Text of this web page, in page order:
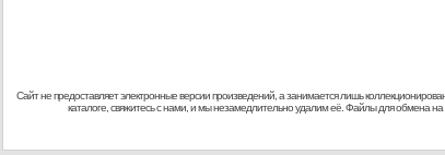
Сайт не предоставляет электронные версии произведений, а занимается лишь
каталоге, свяжитесь с нами, и мы незамедлительно удалим её. Файлы для обмена